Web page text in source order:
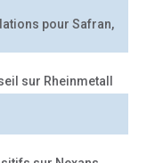
pour Safran,
sur Rheinmetall